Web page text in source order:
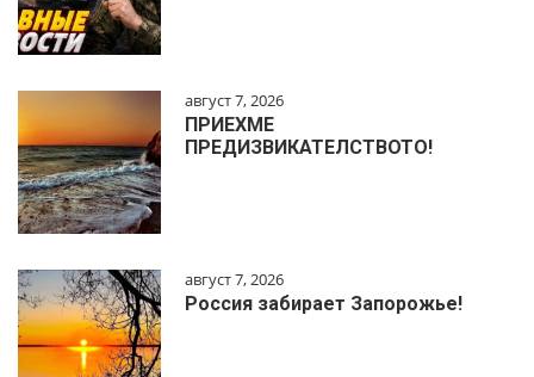
август 7, 2026
ПРИЕХМЕ
ПРЕДИЗВИКАТЕЛСТВОТО!
август 7, 2026
Россия забирает Запорожье!